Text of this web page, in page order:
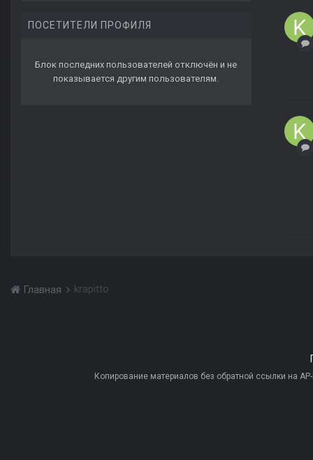
ПОСЕТИТЕЛИ ПРОФИЛЯ
Блок последних пользователей отключён и не
показывается другим пользователям.
Главная krapitto
Копирование материалов без обратной ссылки на